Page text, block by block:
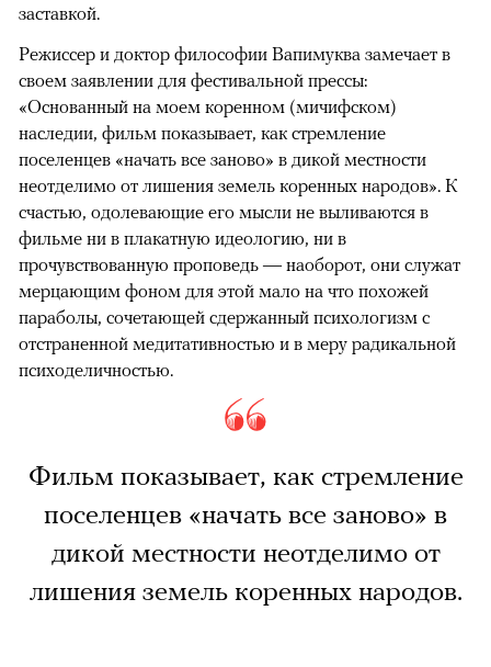
заставкой.
Режиссер и доктор философии Вапимуква замечает в
своем заявлении для фестивальной прессы:
«Основанный на моем коренном (мичифском)
наследии, фильм показывает, как стремление
поселенцев «начать все заново» в дикой местности
неотделимо от лишения земель коренных народов». К
счастью, одолевающие его мысли не выливаются в
фильме ни в плакатную идеологию, ни в
прочувствованную проповедь — наоборот, они служат
мерцающим фоном для этой мало на что похожей
параболы, сочетающей сдержанный психологизм с
отстраненной медитативностью и в меру радикальной
психоделичностью.
Фильм показывает, как стремление
поселенцев «начать все заново» в
дикой местности неотделимо от
лишения земель коренных народов.